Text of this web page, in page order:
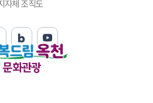
문화관광
자체 조직도